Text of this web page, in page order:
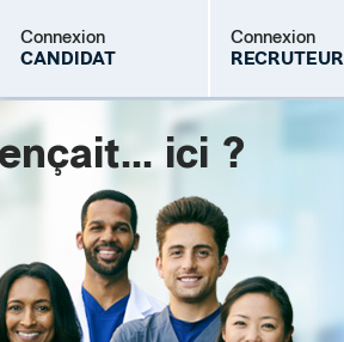
Connexion
CANDIDAT
Connexion
RECRUTEUR
M'inscrire Mot de passe oublié
ici ?